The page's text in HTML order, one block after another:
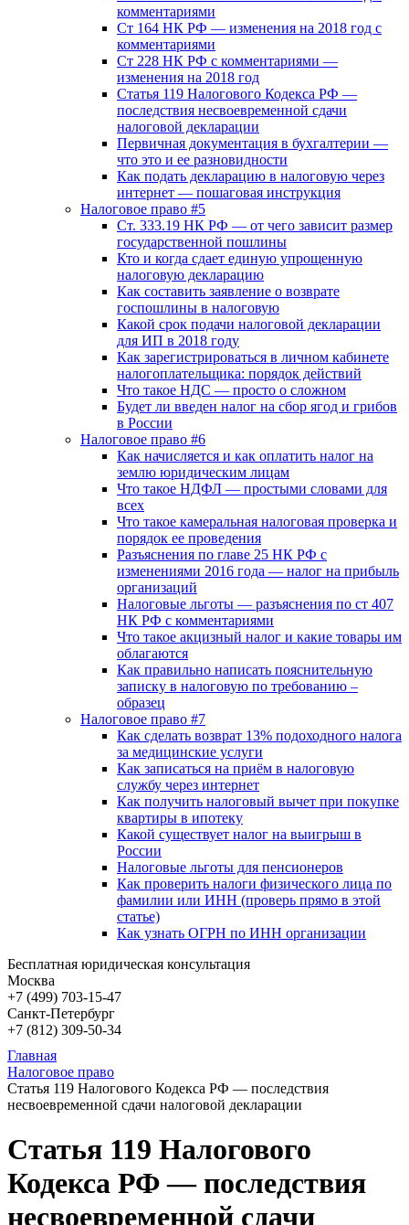
комментариями
Ст 164 НК РФ — изменения на 2018 год с
комментариями
Ст 228 НК РФ с комментариями —
изменения на 2018 год
Статья 119 Налогового Кодекса РФ —
последствия несвоевременной сдачи
налоговой декларации
Первичная документация в бухгалтерии —
что это и ее разновидности
Как подать декларацию в налоговую через
интернет — пошаговая инструкция
Налоговое право #5
Ст. 333.19 НК РФ — от чего зависит размер
государственной пошлины
Кто и когда сдает единую упрощенную
налоговую декларацию
Как составить заявление о возврате
госпошлины в налоговую
Какой срок подачи налоговой декларации
для ИП в 2018 году
Как зарегистрироваться в личном кабинете
налогоплательщика: порядок действий
Что такое НДС — просто о сложном
Будет ли введен налог на сбор ягод и грибов
в России
Налоговое право #6
Как начисляется и как оплатить налог на
землю юридическим лицам
Что такое НДФЛ — простыми словами для
всех
Что такое камеральная налоговая проверка и
порядок ее проведения
Разъяснения по главе 25 НК РФ с
изменениями 2016 года — налог на прибыль
организаций
Налоговые льготы — разъяснения по ст 407
НК РФ с комментариями
Что такое акцизный налог и какие товары им
облагаются
Как правильно написать пояснительную
записку в налоговую по требованию –
образец
Налоговое право #7
Как сделать возврат 13% подоходного налога
за медицинские услуги
Как записаться на приём в налоговую
службу через интернет
Как получить налоговый вычет при покупке
квартиры в ипотеку
Какой существует налог на выигрыш в
России
Налоговые льготы для пенсионеров
Как проверить налоги физического лица по
фамилии или ИНН (проверь прямо в этой
статье)
Как узнать ОГРН по ИНН организации
Бесплатная юридическая консультация
Москва
+7 (499) 703-15-47
Санкт-Петербург
+7 (812) 309-50-34
Главная
Налоговое право
Статья 119 Налогового Кодекса РФ — последствия
несвоевременной сдачи налоговой декларации
Статья 119 Налогового
Кодекса РФ — последствия
несвоевременной сдачи